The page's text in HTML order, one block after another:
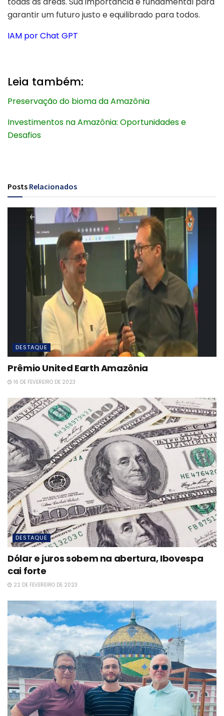
garantir um futuro justo e equilibrado para todos.
IAM por Chat GPT
Leia também:
Preservação do bioma da Amazônia
Investimentos na Amazônia: Oportunidades e
Desafios
Posts Relacionados
DESTAQUE
Prêmio United Earth Amazônia
16 DE FEVEREIRO DE 2023
DESTAQUE
Dólar e juros sobem na abertura, Ibovespa
cai forte
22 DE FEVEREIRO DE 2023